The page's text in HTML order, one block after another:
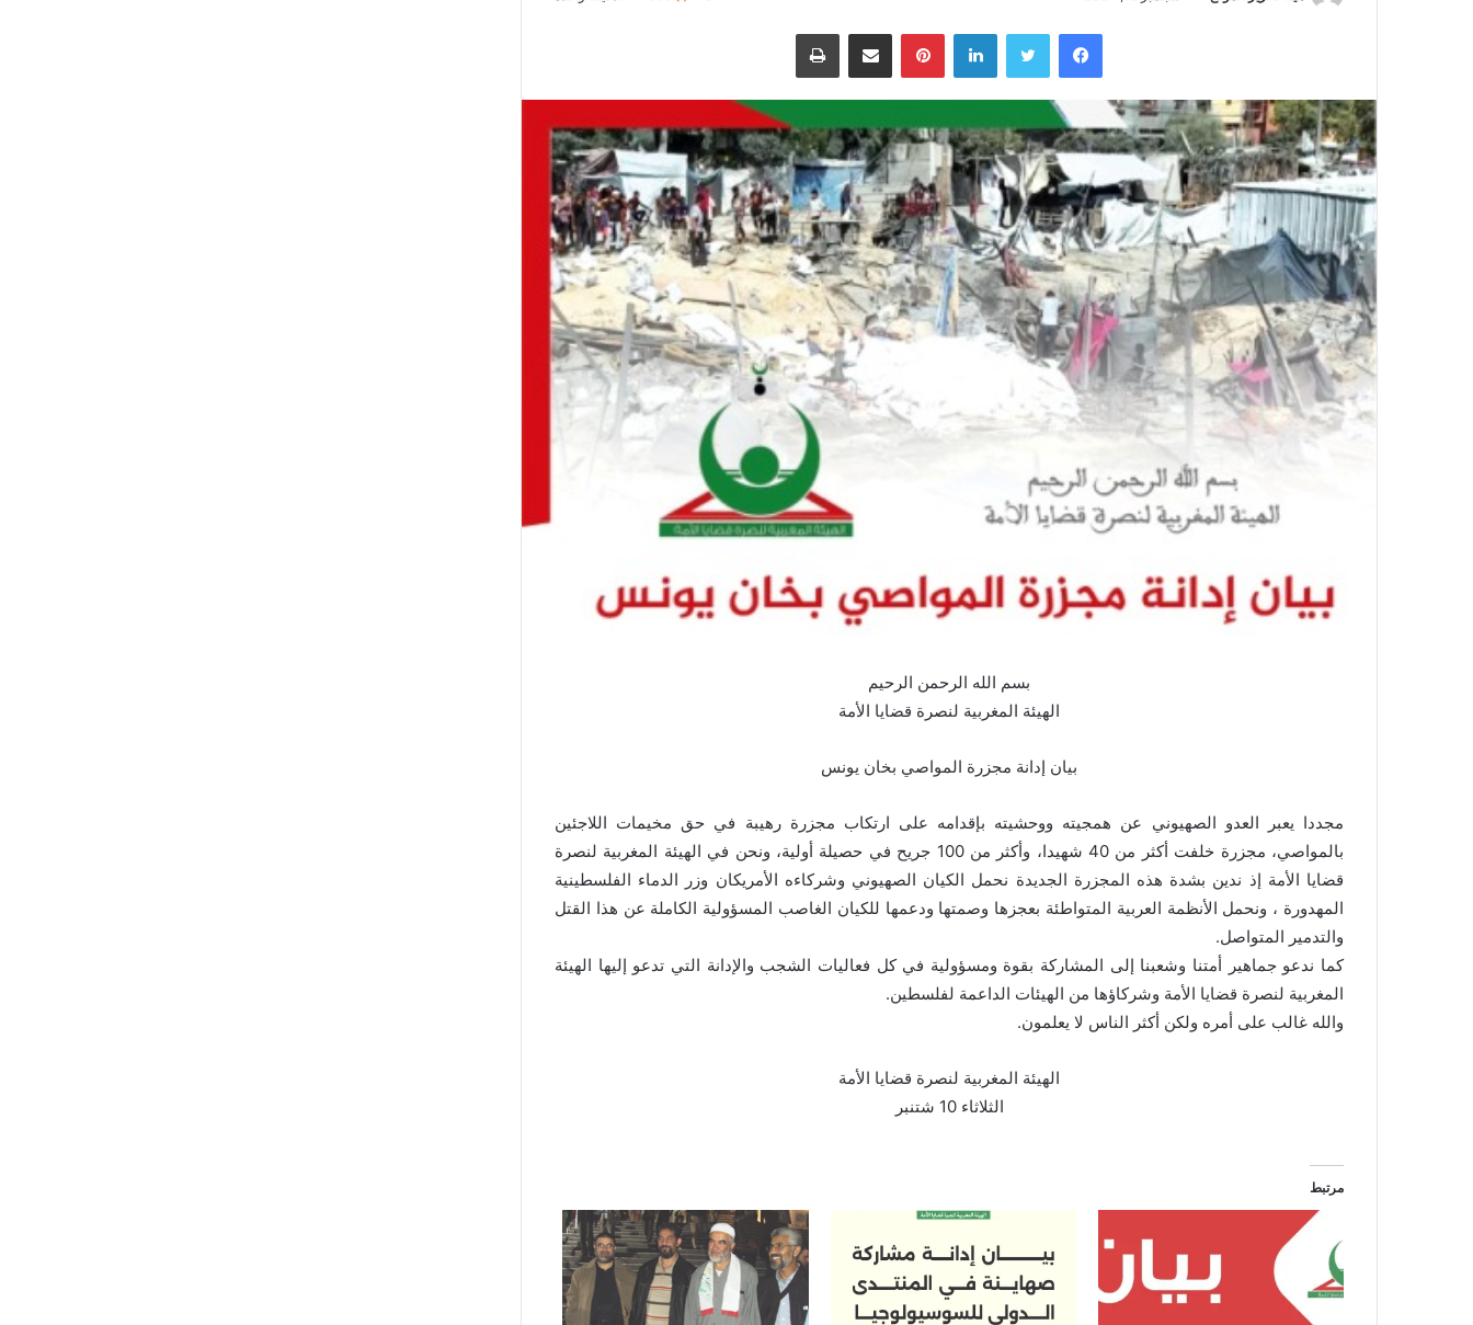
فيسبوك تويتر لينكدإن بينتيريستمشاركة عبر البريد طباعة
بسم الله الرحمن الرحيم
الهيئة المغربية لنصرة قضايا الأمة
بيان إدانة مجزرة المواصي بخان يونس
مجددا يعبر العدو الصهيوني عن همجيته ووحشيته بإقدامه على ارتكاب مجزرة رهيبة في حق مخيمات اللاجئين
بالمواصي، مجزرة خلفت أكثر من 40 شهيدا، وأكثر من 100 جريح في حصيلة أولية، ونحن في الهيئة المغربية لنصرة
قضايا الأمة إذ ندين بشدة هذه المجزرة الجديدة نحمل الكيان الصهيوني وشركاءه الأمريكان وزر الدماء الفلسطينية
المهدورة ، ونحمل الأنظمة العربية المتواطئة بعجزها وصمتها ودعمها للكيان الغاصب المسؤولية الكاملة عن هذا القتل
والتدمير المتواصل.
كما ندعو جماهير أمتنا وشعبنا إلى المشاركة بقوة ومسؤولية في كل فعاليات الشجب والإدانة التي تدعو إليها الهيئة
المغربية لنصرة قضايا الأمة وشركاؤها من الهيئات الداعمة لفلسطين.
والله غالب على أمره ولكن أكثر الناس لا يعلمون.
الهيئة المغربية لنصرة قضايا الأمة
الثلاثاء 10 شتنبر
مرتبط